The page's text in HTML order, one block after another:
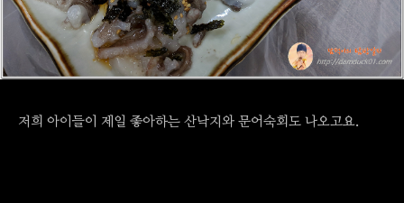
저희 아이들이 제일 좋아하는 산낙지와 문어숙회도 나오고요.